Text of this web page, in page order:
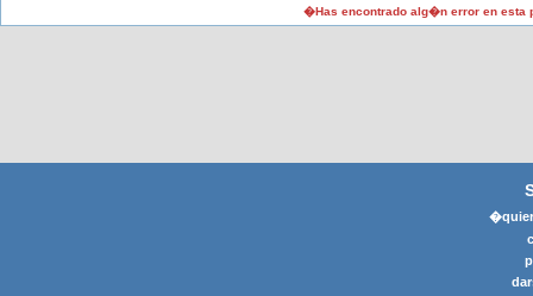
�Has encontrado alg�n error en esta